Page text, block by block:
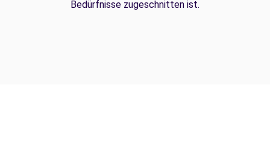
Bedürfnisse zugeschnitten ist.